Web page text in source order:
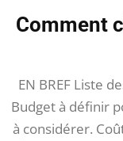
Comment
EN BREF Liste
Budget à définir
à considérer.